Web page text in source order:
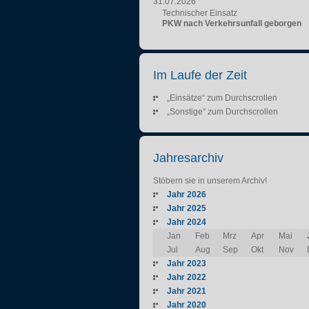
Technischer Einsatz
PKW nach Verkehrsunfall geborgen
Im Laufe der Zeit
„Einsätze“ zum Durchscrollen
„Sonstige“ zum Durchscrollen
Jahresarchiv
Stöbern sie in unserem Archiv!
Jahr 2026
Jahr 2025
Jahr 2024
Jan
Feb Mrz Apr Mai
Jul
Aug Sep Okt Nov
Jahr 2023
Jahr 2022
Jahr 2021
Jahr 2020